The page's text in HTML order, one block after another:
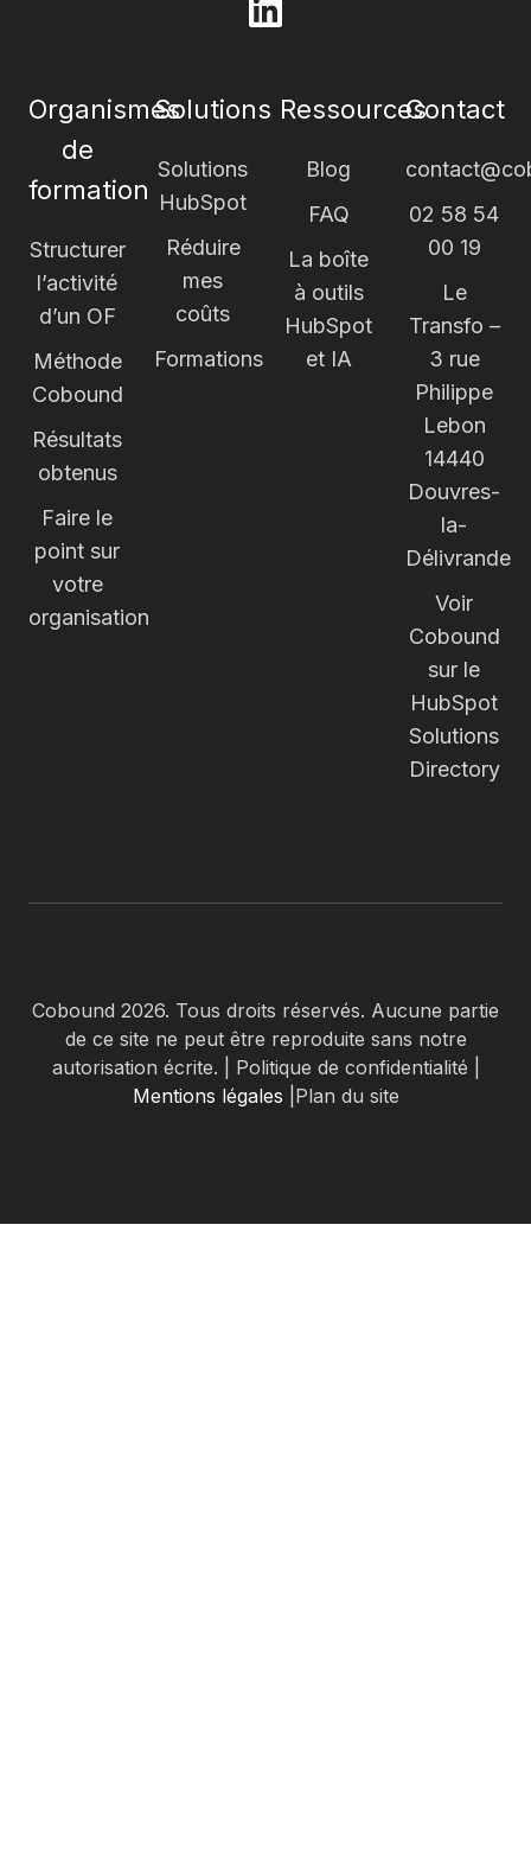
Browse
projects
Organismes
de
formation
Structurer
l’activité
d’un OF
Méthode
Cobound
Résultats
obtenus
Faire le
point sur
votre
organisation
Solutions
Solutions
HubSpot
Réduire
mes
coûts
Formations
Ressources
Blog
FAQ
La boîte
à outils
HubSpot
et IA
Contact
02 58 54
00 19
Le
Transfo –
3 rue
Philippe
Lebon
14440
Douvres-
la-
Délivrande
Voir
Cobound
sur le
HubSpot
Solutions
Directory
Cobound 2026. Tous droits réservés. Aucune partie
de ce site ne peut être reproduite sans notre
autorisation écrite. | Politique de confidentialité |
Mentions légales |Plan du site